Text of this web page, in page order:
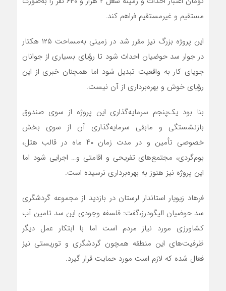
مستقیم و غیر‌مستقیم فراهم کند.
این پروژه بزرگ نیز مقرر شد در زمینی به‌مساحت ۱۲۵ هکتار
در جوار سد حوضیان احداث شود تا رؤیای بسیاری از جوانان
جویای کار به واقعیت تبدیل شود اما همچنان خبری از این
رؤیای خوش و بهره‌برداری از آن نیست.
بنا بود یک‌پنجم سرمایه‌گذاری این پروژه از سوی صندوق
بازنشستگی و مابقی سرمایه‌گذاری آن از سوی بخش
خصوصی تأمین و در مدت زمان ۴۰ ماه در قالب هتل،
بوم‌گردی، مجتمع‌های تفریحی و اقامتی و… اجرایی شود اما
این پروژه نیز هنوز به بهره‌برداری نرسیده است.
فرهاد زیویار استاندار لرستان در بازدید از مجموعه گردشگری
سد حوضیان الیگودرز،گفت: فلسفه وجودی این سد تامین آب
کشاورزی مورد نیاز مردم است اما با ابتکار عمل دیگر
ظرفیت‌های این منطقه همچون گردشگری و توریستی نیز
فعال شده که لازم است مورد حمایت قرار گیرد.